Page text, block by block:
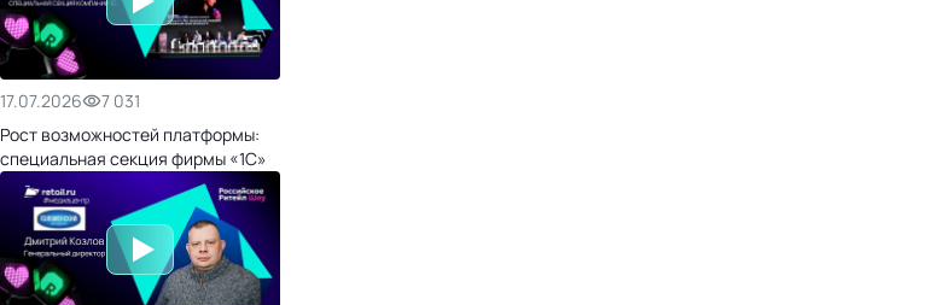
17.07.2026
7 031
Рост возможностей платформы:
специальная секция фирмы «1С»